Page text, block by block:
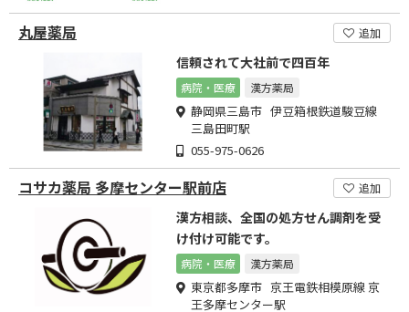
丸屋薬局 追加
信頼されて大社前で四百年
病院・医療 漢方薬局
静岡県三島市 伊豆箱根鉄道駿豆線
三島田町駅
055-975-0626
コサカ薬局 多摩センター駅前店 追加
漢方相談、全国の処方せん調剤を受
け付け可能です。
病院・医療 漢方薬局
東京都多摩市 京王電鉄相模原線 京
王多摩センター駅